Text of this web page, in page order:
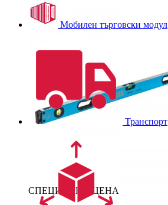
СПЕЦИАЛНА ЦЕНА
Мобилен търговски модул
Транспорт